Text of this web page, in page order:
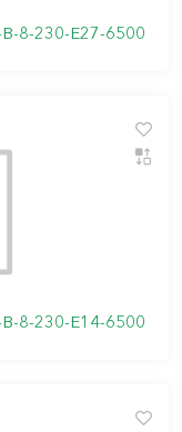
8-230-E27-6500
8-230-E14-6500